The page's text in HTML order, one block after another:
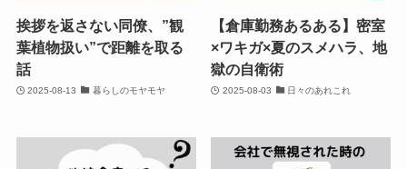
挨拶を返さない同僚、”観
葉植物扱い”で距離を取る
話
2025-08-13 暮らしのモヤモヤ
【倉庫勤務あるある】密室
×ワキガ×夏のスメハラ、地
獄の自衛術
2025-08-03 日々のあれこれ